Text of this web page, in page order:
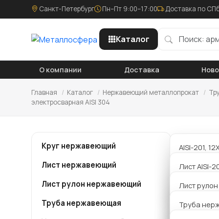
Санкт-Петербург Пн–Пт 9:00–17:00 Доставка по
Каталог
О компании Доставка
Главная / Каталог / Нержавеющий металлопрокат /
электросварная AISI 304
Круг нержавеющий
AISI-201,
AISI-321,
Лист нержавеющий
Лист AISI-
Лист AISI
Лист AISI
Лист рулон нержавеющий Лист
Труба нержавеющая
Труба
28х1,0